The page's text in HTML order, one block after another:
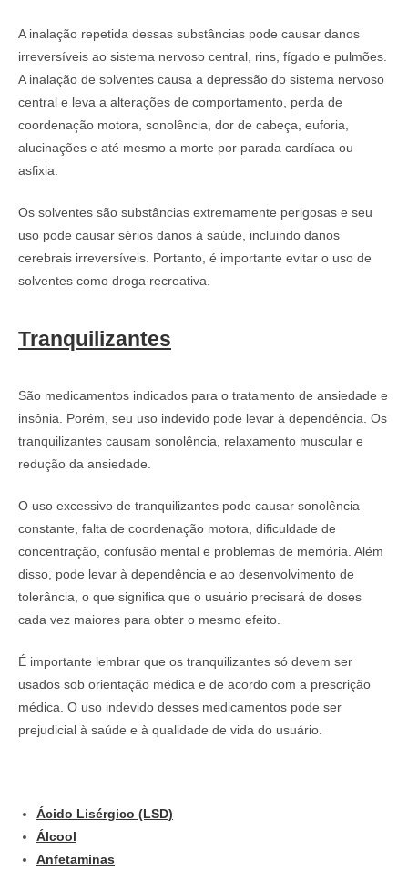
A inalação repetida dessas substâncias pode causar danos
irreversíveis ao sistema nervoso central, rins, fígado e pulmões.
A inalação de solventes causa a depressão do sistema nervoso
central e leva a alterações de comportamento, perda de
coordenação motora, sonolência, dor de cabeça, euforia,
alucinações e até mesmo a morte por parada cardíaca ou
asfixia.
Os solventes são substâncias extremamente perigosas e seu
uso pode causar sérios danos à saúde, incluindo danos
cerebrais irreversíveis. Portanto, é importante evitar o uso de
solventes como droga recreativa.
Tranquilizantes
São medicamentos indicados para o tratamento de ansiedade e
insônia. Porém, seu uso indevido pode levar à dependência. Os
tranquilizantes causam sonolência, relaxamento muscular e
redução da ansiedade.
O uso excessivo de tranquilizantes pode causar sonolência
constante, falta de coordenação motora, dificuldade de
concentração, confusão mental e problemas de memória. Além
disso, pode levar à dependência e ao desenvolvimento de
tolerância, o que significa que o usuário precisará de doses
cada vez maiores para obter o mesmo efeito.
É importante lembrar que os tranquilizantes só devem ser
usados sob orientação médica e de acordo com a prescrição
médica. O uso indevido desses medicamentos pode ser
prejudicial à saúde e à qualidade de vida do usuário.
Ácido Lisérgico (LSD)
Álcool
Anfetaminas